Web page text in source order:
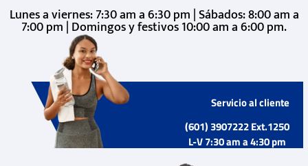
Lunes a viernes: 7:30 am a 6:30 pm | Sábados: 8:00 am a
7:00 pm | Domingos y festivos 10:00 am a 6:00 pm.
Servicio al cliente
(601) 3907222 Ext.1250
L-V 7:30 am a 4:30 pm